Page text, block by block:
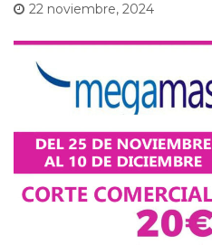
22 noviembre, 2024